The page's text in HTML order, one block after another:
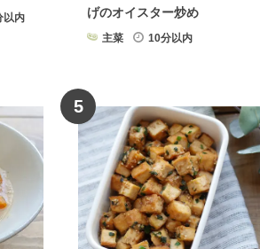
以内
げのオイスター炒め
主菜 10分以内
5